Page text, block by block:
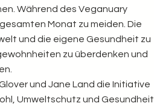
Während des Veganuary
Monat zu meiden. Die
und die eigene Gesundheit zu
zu überdenken und
und Jane Land die Initiative
Umweltschutz und Gesundheit